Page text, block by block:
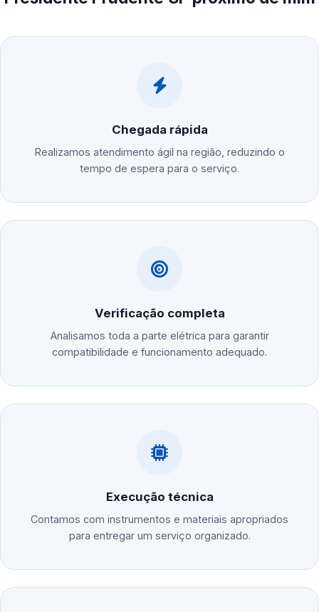
Chegada rápida
Realizamos atendimento ágil na região, reduzindo o
tempo de espera para o serviço.
Verificação completa
Analisamos toda a parte elétrica para garantir
compatibilidade e funcionamento adequado.
Execução técnica
Contamos com instrumentos e materiais apropriados
para entregar um serviço organizado.